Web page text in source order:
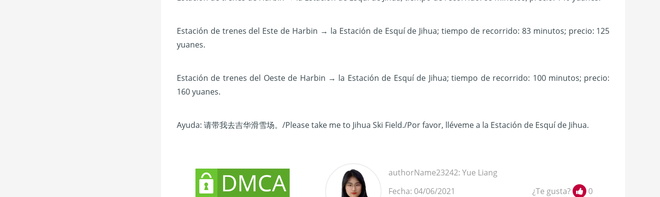
Estación de trenes del Este de Harbin → la Estación de Esquí de Jihua; tiempo de recorrido: 83 minutos; precio: 125
yuanes.
Estación de trenes del Oeste de Harbin → la Estación de Esquí de Jihua; tiempo de recorrido: 100 minutos; precio:
160 yuanes.
Ayuda: 请带我去吉华滑雪场。/Please take me to Jihua Ski Field./Por favor, lléveme a la Estación de Esquí de Jihua.
authorName23242: Yue Liang
Fecha: 04/06/2021
¿Te gusta? 0